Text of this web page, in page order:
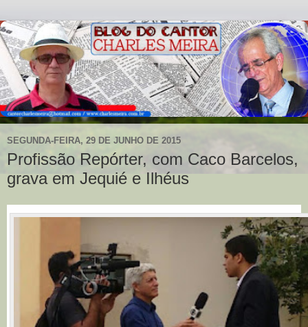
SEGUNDA-FEIRA, 29 DE JUNHO DE 2015
Profissão Repórter, com Caco Barcelos,
grava em Jequié e Ilhéus